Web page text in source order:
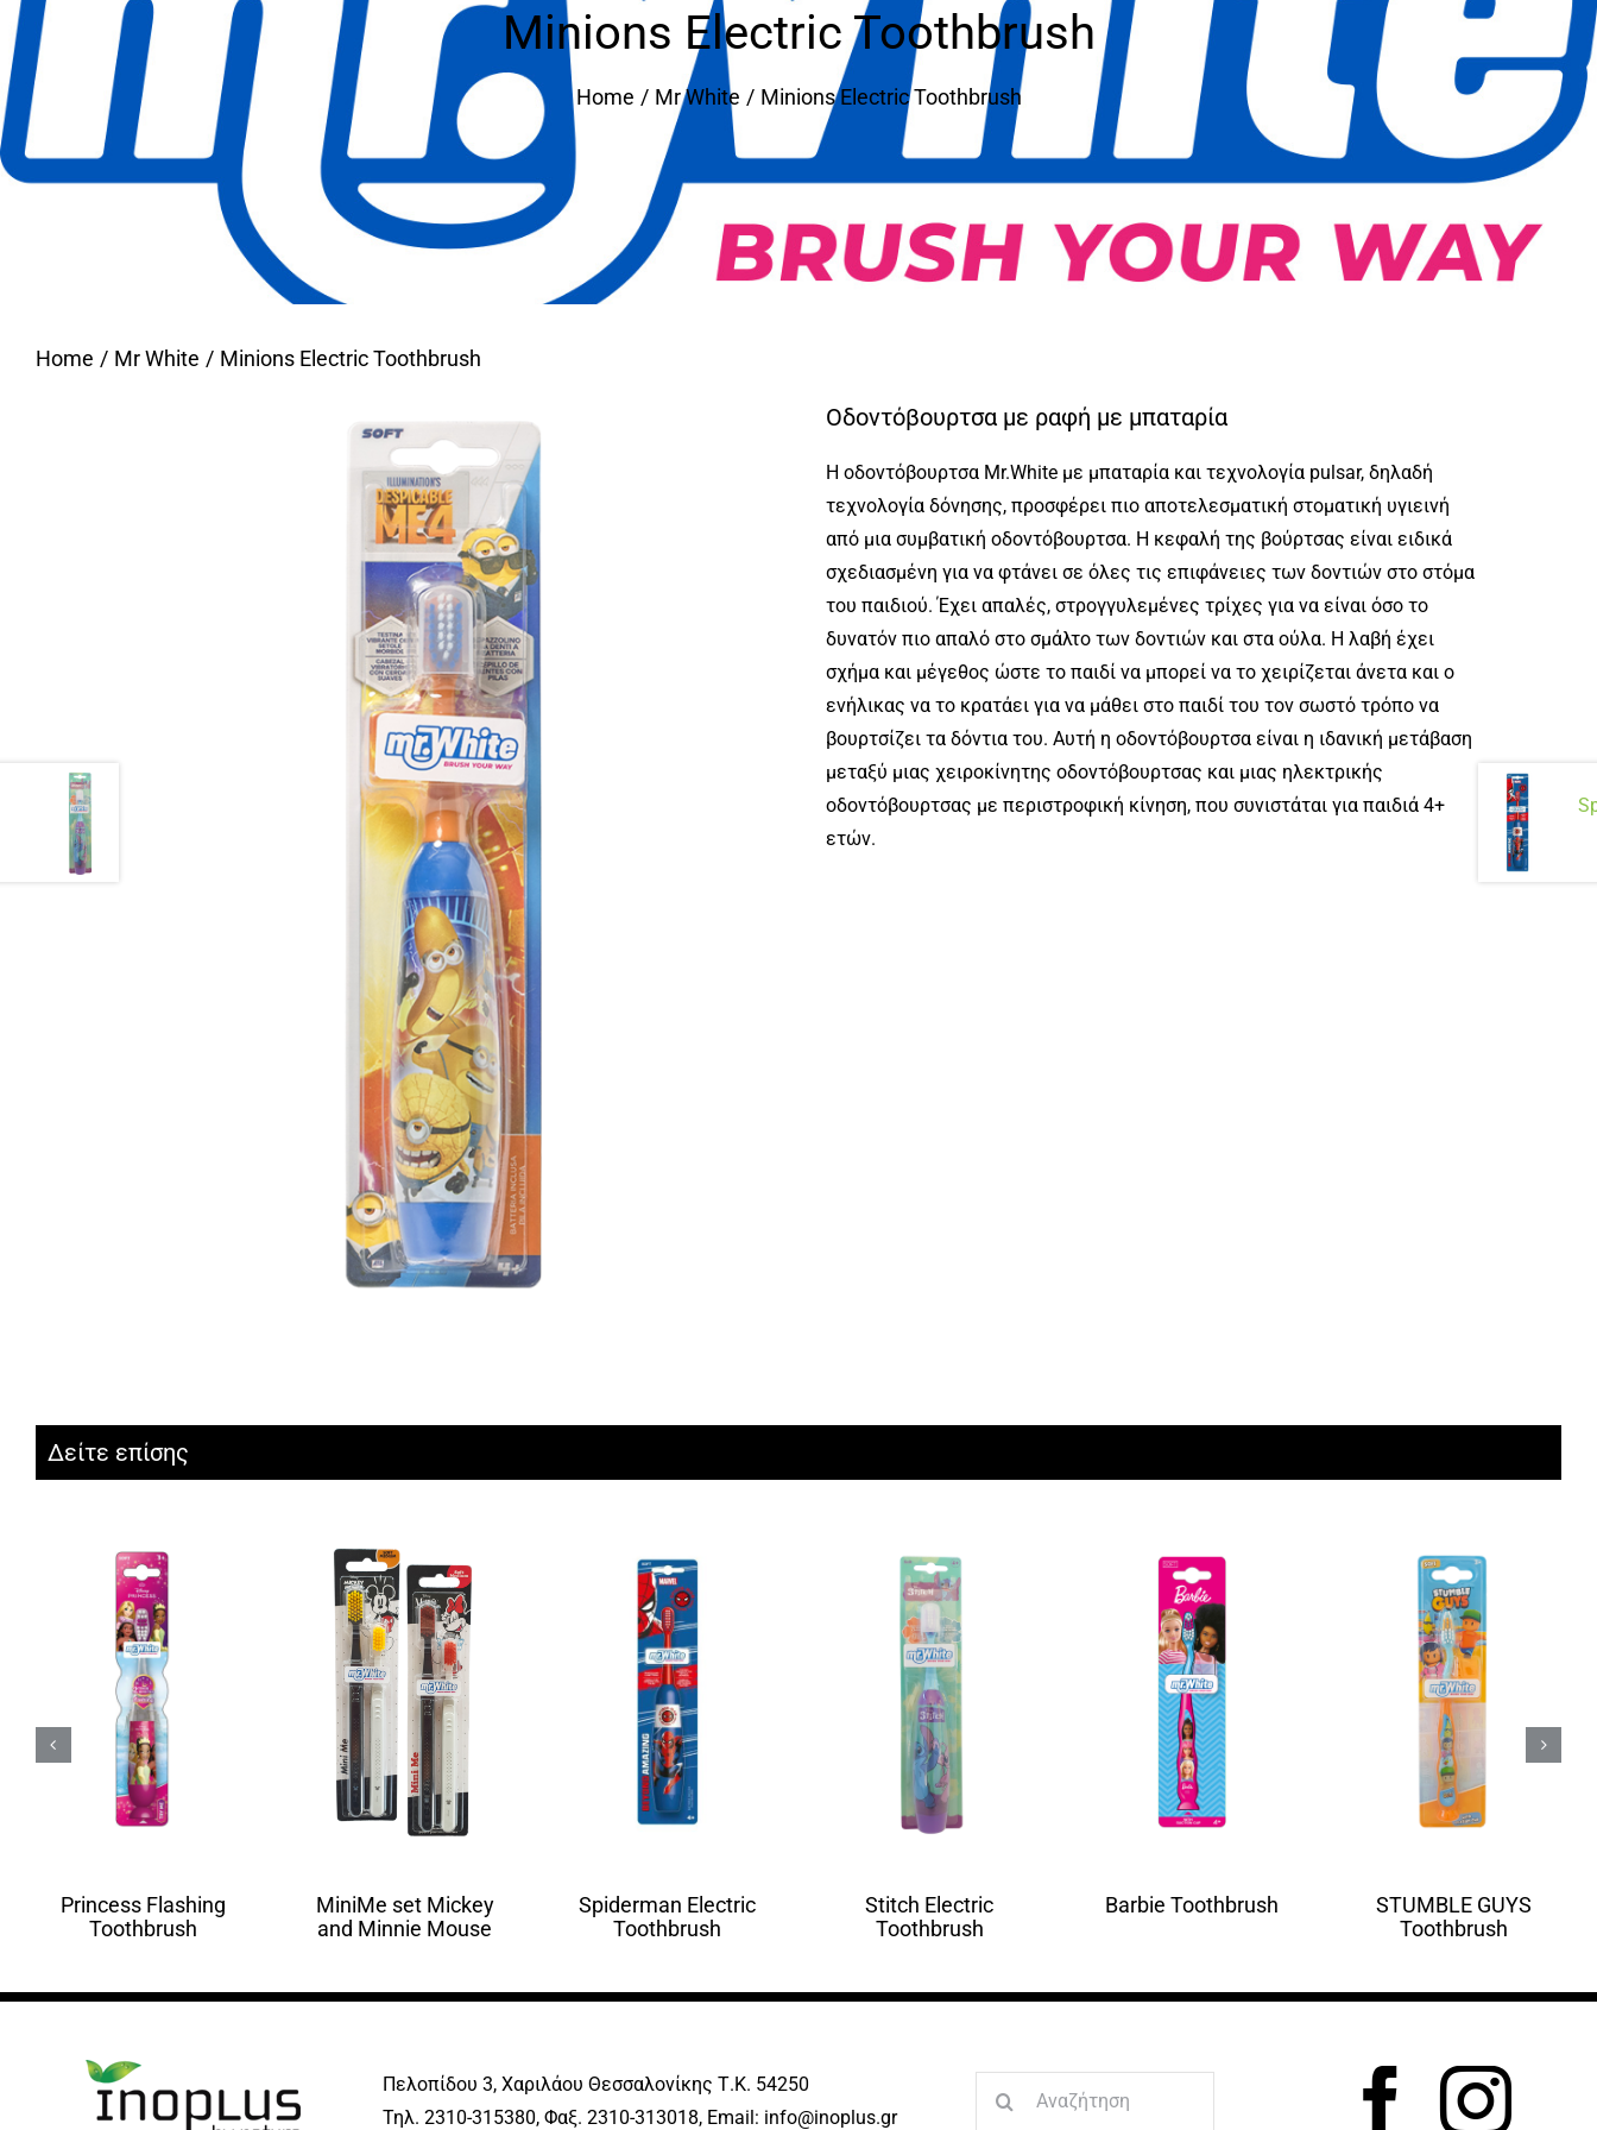
Minions Electric Toothbrush
Home Mr White Minions Electric Toothbrush
Home Mr White Minions Electric Toothbrush
Οδοντόβουρτσα με ραφή με μπαταρία
Η οδοντόβουρτσα Mr.White με μπαταρία και τεχνολογία pulsar, δηλαδή
τεχνολογία δόνησης, προσφέρει πιο αποτελεσματική στοματική υγιεινή
από μια συμβατική οδοντόβουρτσα. Η κεφαλή της βούρτσας είναι ειδικά
σχεδιασμένη για να φτάνει σε όλες τις επιφάνειες των δοντιών στο στόμα
του παιδιού. Έχει απαλές, στρογγυλεμένες τρίχες για να είναι όσο το
δυνατόν πιο απαλό στο σμάλτο των δοντιών και στα ούλα. Η λαβή έχει
σχήμα και μέγεθος ώστε το παιδί να μπορεί να το χειρίζεται άνετα και ο
ενήλικας να το κρατάει για να μάθει στο παιδί του τον σωστό τρόπο να
βουρτσίζει τα δόντια του. Αυτή η οδοντόβουρτσα είναι η ιδανική μετάβαση
μεταξύ μιας χειροκίνητης οδοντόβουρτσας και μιας ηλεκτρικής
οδοντόβουρτσας με περιστροφική κίνηση, που συνιστάται για παιδιά 4+
ετών.
Δείτε επίσης
Princess Flashing
Toothbrush
MiniMe set Mickey
and Minnie Mouse
Spiderman Electric
Toothbrush
Stitch Electric
Toothbrush
Barbie Toothbrush
STUMBLE GUYS
Toothbrush
Πελοπίδου 3, Χαριλάου Θεσσαλονίκης Τ.Κ. 54250
Τηλ. 2310-315380, Φαξ. 2310-313018, Email: info@inoplus.gr